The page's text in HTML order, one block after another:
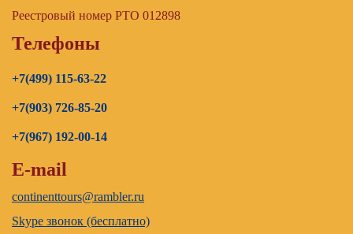
Реестровый номер РТО 012898
Телефоны
+7(499) 115-63-22
+7(903) 726-85-20
+7(967) 192-00-14
E-mail
continenttours@rambler.ru
Skype звонок (бесплатно)